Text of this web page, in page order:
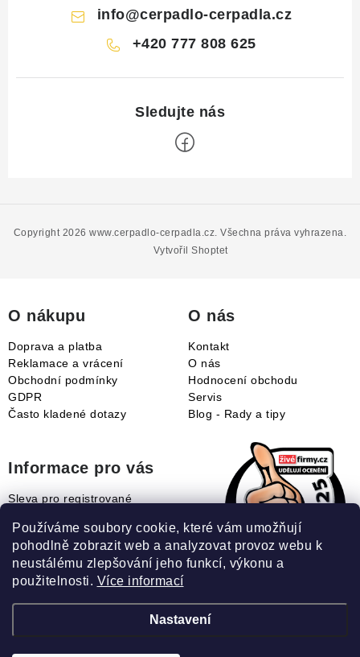
Používáme soubory cookie, které vám umožňují
pohodlně zobrazit web a analyzovat provoz webu k
neustálému zlepšování jeho funkcí, výkonu a
použitelnosti. Více informací
Nastavení
info@cerpadlo-cerpadla.cz
+420 777 808 625
Vytvořil Shoptet
Copyright 2026www.cerpadlo-cerpadla.cz. Všechna práva vyhrazena.
O nákupu
Doprava a platba
Reklamace a vrácení
Obchodní podmínky
GDPR
Často kladené dotazy
O nás
Kontakt
O nás
Hodnocení obchodu
Servis
Blog - Rady a tipy
Informace pro vás
Sleva pro registrované
Jak uplatnit slevový kupón?
Jak nakupovat?
Slovník pojmů
Recenze našeho eshopu: